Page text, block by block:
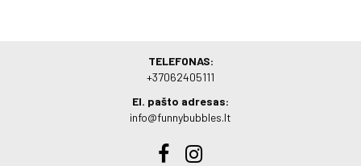
TELEFONAS:
+37062405111
El. pašto adresas:
info@funnybubbles.lt